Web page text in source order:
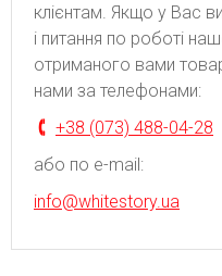
клієнтам. Якщо у Вас
і питання по роботі
отриманого вами
нами за телефонами:
+38 (073) 488-04-28
або по e-mail:
info@whitestory.ua